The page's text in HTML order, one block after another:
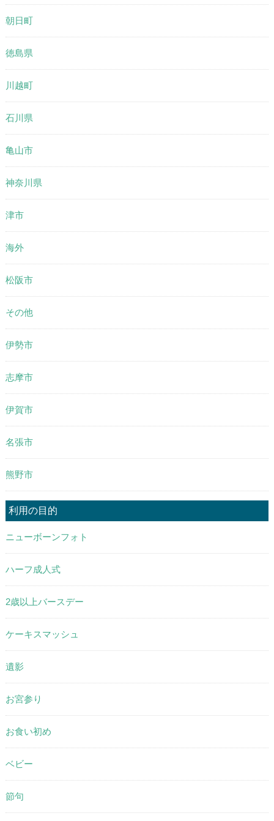
朝日町
徳島県
川越町
石川県
亀山市
神奈川県
津市
海外
松阪市
その他
伊勢市
志摩市
伊賀市
名張市
熊野市
利用の目的
ニューボーンフォト
ハーフ成人式
2歳以上バースデー
ケーキスマッシュ
遺影
お宮参り
お食い初め
ベビー
節句